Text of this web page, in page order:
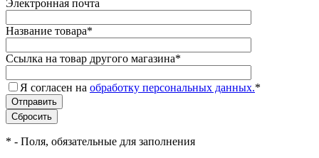
Электронная почта
Название товара*
Ссылка на товар другого магазина*
Я согласен на обработку персональных данных.*
* - Поля, обязательные для заполнения